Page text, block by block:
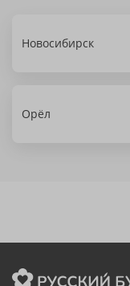
Новосибирск
Орёл